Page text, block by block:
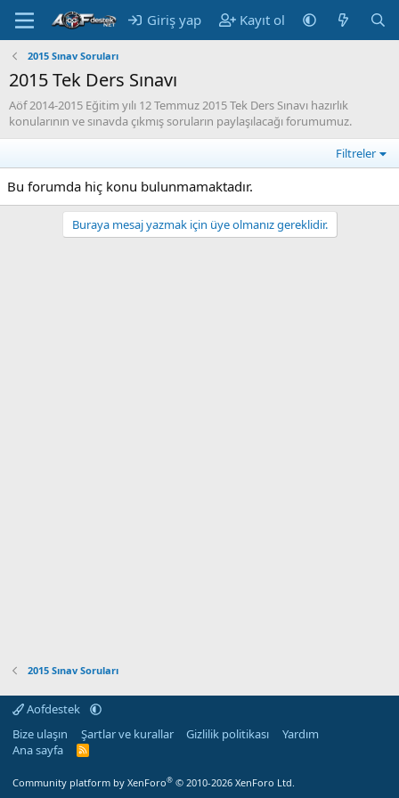
Giriş yap Kayıt ol
2015 Sınav Soruları
2015 Tek Ders Sınavı
Aöf 2014-2015 Eğitim yılı 12 Temmuz 2015 Tek Ders Sınavı hazırlık
konularının ve sınavda çıkmış soruların paylaşılacağı forumumuz.
Filtreler
Bu forumda hiç konu bulunmamaktadır.
Buraya mesaj yazmak için üye olmanız gereklidir.
2015 Sınav Soruları
Aofdestek
Bize ulaşın
Şartlar ve kurallar Gizlilik politikası
Yardım
Ana sayfa
R
Community platform by XenForo® © 2010-2026 XenForo Ltd.